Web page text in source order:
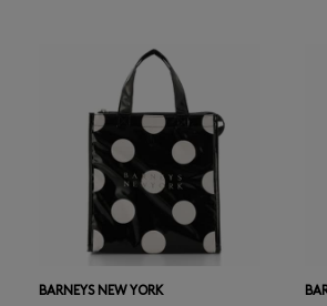
BARNEYS NEW YORK